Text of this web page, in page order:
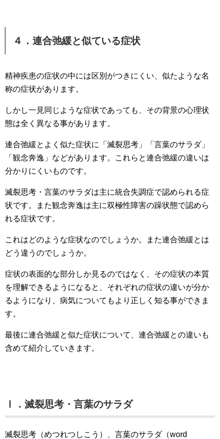
４．連合弛緩と似ている症状
精神疾患の症状の中には区別がつきにくい、似たような名
称の症状があります。
しかし一見同じような症状であっても、その背景の心理状
態は全く異なる事があります。
連合弛緩とよく似た症状に「滅裂思考」「言葉のサラダ」
「観念奔逸」などがあります。これらと連合弛緩の違いは
分かりにくいものです。
滅裂思考・言葉のサラダは主に統合失調症で認められる症
状です。また観念奔逸は主に双極性障害の躁状態で認めら
れる症状です。
これはどのような症状なのでしょうか。また連合弛緩とは
どう違うのでしょうか。
症状の表面的な部分しか見るのではなく、その症状の本質
を理解できるようになると、それぞれの症状の違いが分か
るようになり、病気についてもより正しく知る事ができま
す。
最後に連合弛緩と似た症状について、連合弛緩との違いも
含めて紹介していきます。
Ⅰ．滅裂思考・言葉のサラダ
滅裂思考（めつれつしこう）、言葉のサラダ（word